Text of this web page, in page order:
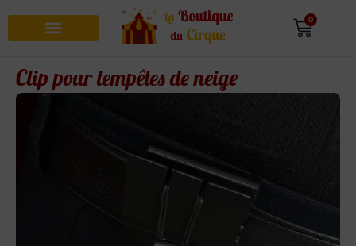
0
Clip pour tempêtes de neige